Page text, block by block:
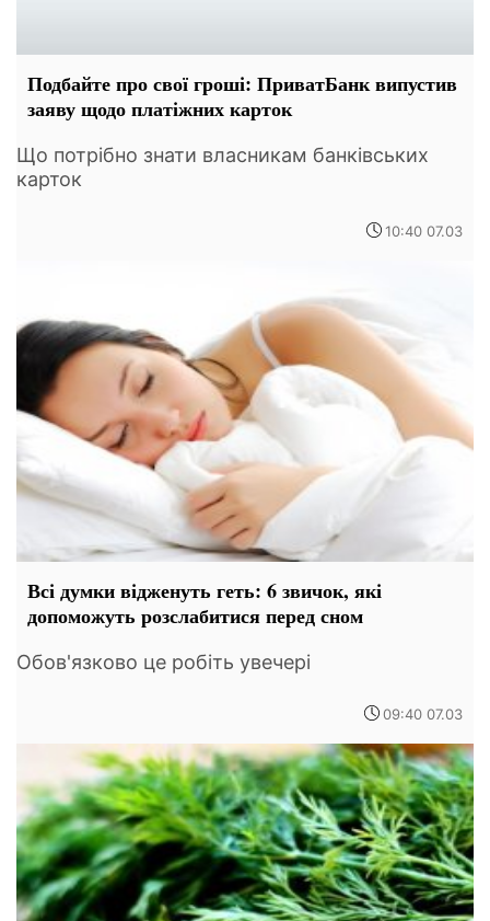
Подбайте про свої гроші: ПриватБанк випустив
заяву щодо платіжних карток
Що потрібно знати власникам банківських
карток
10:40 07.03
Всі думки відженуть геть: 6 звичок, які
допоможуть розслабитися перед сном
Обов'язково це робіть увечері
09:40 07.03